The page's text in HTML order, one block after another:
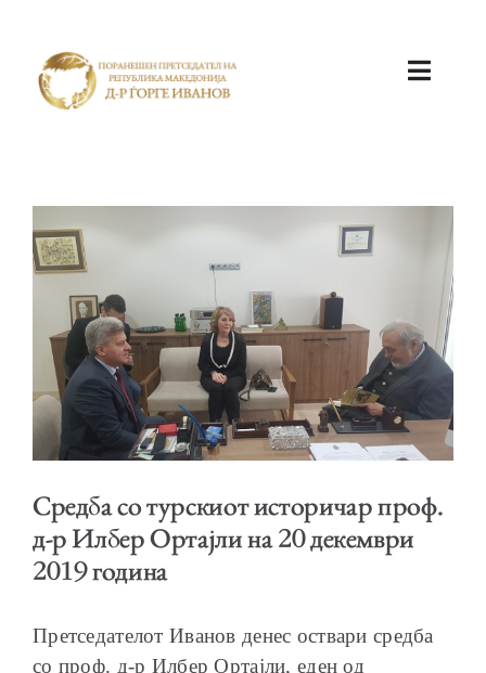
КАБИНЕТ
Средба со турскиот историчар проф.
д-р Илбер Ортајли на 20 декември
2019 година
Претседателот Иванов денес оствари средба
со проф. д-р Илбер Ортајли, еден од